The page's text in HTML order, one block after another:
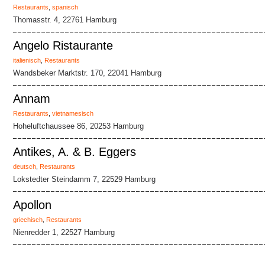
Restaurants spanisch
Thomasstr. 4, 22761 Hamburg
Angelo Ristaurante
italienisch Restaurants
Wandsbeker Marktstr. 170, 22041 Hamburg
Annam
Restaurants vietnamesisch
Hoheluftchaussee 86, 20253 Hamburg
Antikes, A. & B. Eggers
deutsch Restaurants
Lokstedter Steindamm 7, 22529 Hamburg
Apollon
griechisch Restaurants
Nienredder 1, 22527 Hamburg